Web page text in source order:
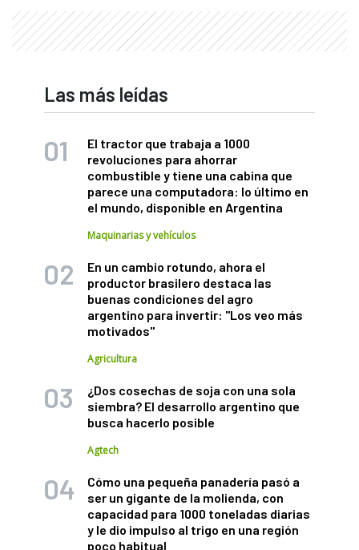
Las más leídas
El tractor que trabaja a 1000
revoluciones para ahorrar
combustible y tiene una cabina que
parece una computadora: lo último en
el mundo, disponible en Argentina
Maquinarias y vehículos
En un cambio rotundo, ahora el
productor brasilero destaca las
buenas condiciones del agro
argentino para invertir: "Los veo más
motivados"
Agricultura
¿Dos cosechas de soja con una sola
siembra? El desarrollo argentino que
busca hacerlo posible
Agtech
Cómo una pequeña panadería pasó a
ser un gigante de la molienda, con
capacidad para 1000 toneladas diarias
y le dio impulso al trigo en una región
poco habitual